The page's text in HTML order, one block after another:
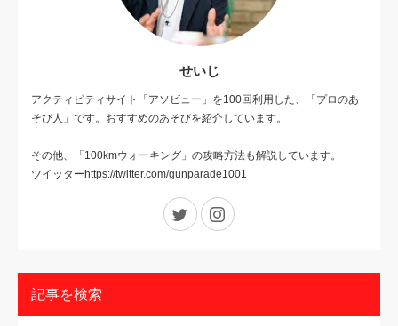
せいじ
アクティビティサイト「アソビュー」を100回利用した、「プロのあ
そび人」です。おすすめのあそびを紹介しています。
その他、「100kmウォーキング」の攻略方法も解説しています。
ツイッターhttps://twitter.com/gunparade1001
Twitter
記事を検索